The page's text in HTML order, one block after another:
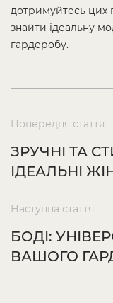
дотримуйтесь цих
знайти ідеальну
гардеробу.
Попередня стаття
ЗРУЧНІ ТА
ІДЕАЛЬНІ
Наступна стаття
БОДІ:
ВАШОГО